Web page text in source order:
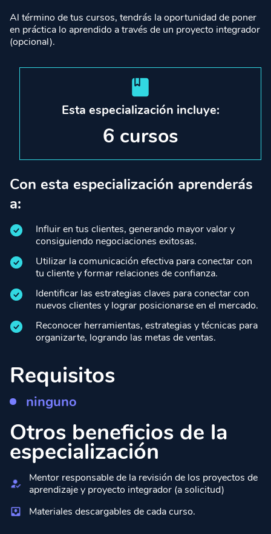
Al término de tus cursos, tendrás la oportunidad de poner
en práctica lo aprendido a través de un proyecto integrador
(opcional).
Esta especialización incluye:
6 cursos
Con esta especialización aprenderás
a:
Influir en tus clientes, generando mayor valor y
consiguiendo negociaciones exitosas.
Utilizar la comunicación efectiva para conectar con
tu cliente y formar relaciones de confianza.
Identificar las estrategias claves para conectar con
nuevos clientes y lograr posicionarse en el mercado.
Reconocer herramientas, estrategias y técnicas para
organizarte, logrando las metas de ventas.
Requisitos
ninguno
Otros beneficios de la
especialización
Mentor responsable de la revisión de los proyectos de
aprendizaje y proyecto integrador (a solicitud)
Materiales descargables de cada curso.